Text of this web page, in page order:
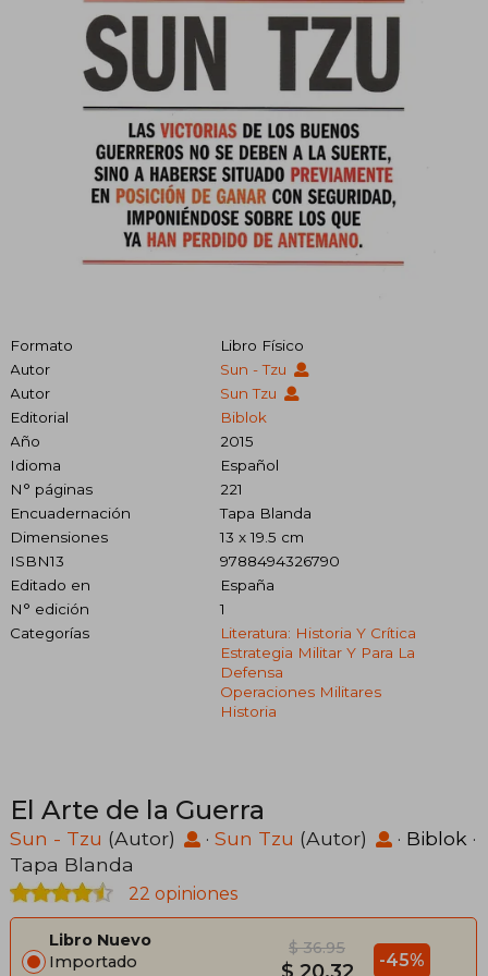
Formato
Libro Físico
Autor
Sun - Tzu
Autor
Sun Tzu
Editorial
Biblok
Año
2015
Idioma
Español
N° páginas
221
Encuadernación
Tapa Blanda
Dimensiones
13 x 19.5 cm
ISBN13
9788494326790
Editado en
España
N° edición
1
Categorías
Literatura: Historia Y Crítica
Estrategia Militar Y Para La
Defensa
Operaciones Militares
Historia
El Arte de la Guerra
Sun - Tzu (Autor) · Sun Tzu (Autor) · Biblok ·
Tapa Blanda
22 opiniones
Libro Nuevo
Importado
$ 36.95
-45%